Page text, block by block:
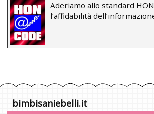
Aderiamo allo standard
l’affidabilità
bimbisaniebelli.it